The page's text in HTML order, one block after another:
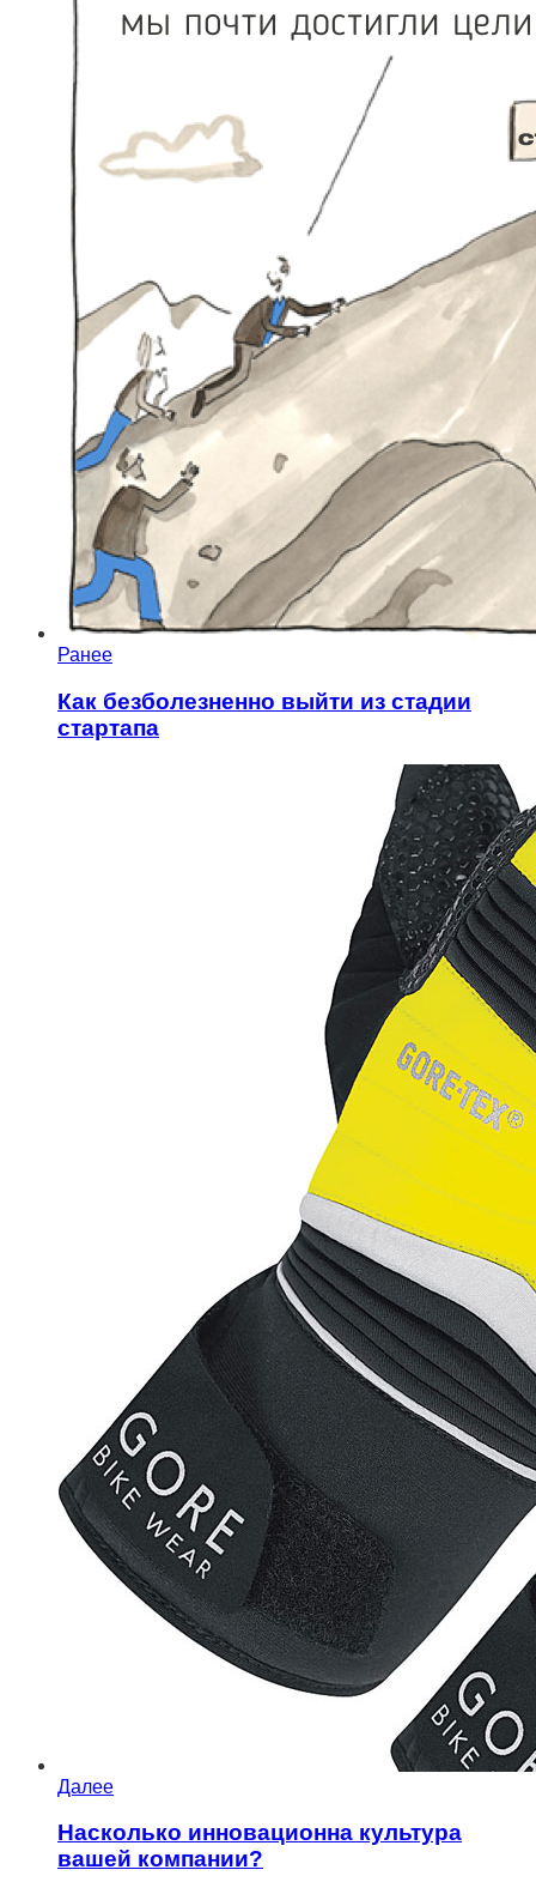
Ранее
Как безболезненно выйти из стадии
стартапа
Далее
Насколько инновационна культура
вашей компании?